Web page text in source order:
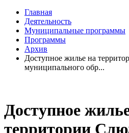
Главная
Деятельность
Муниципальные программы
Программы
Архив
Доступное жилье на
муниципального обр...
Доступное
территории